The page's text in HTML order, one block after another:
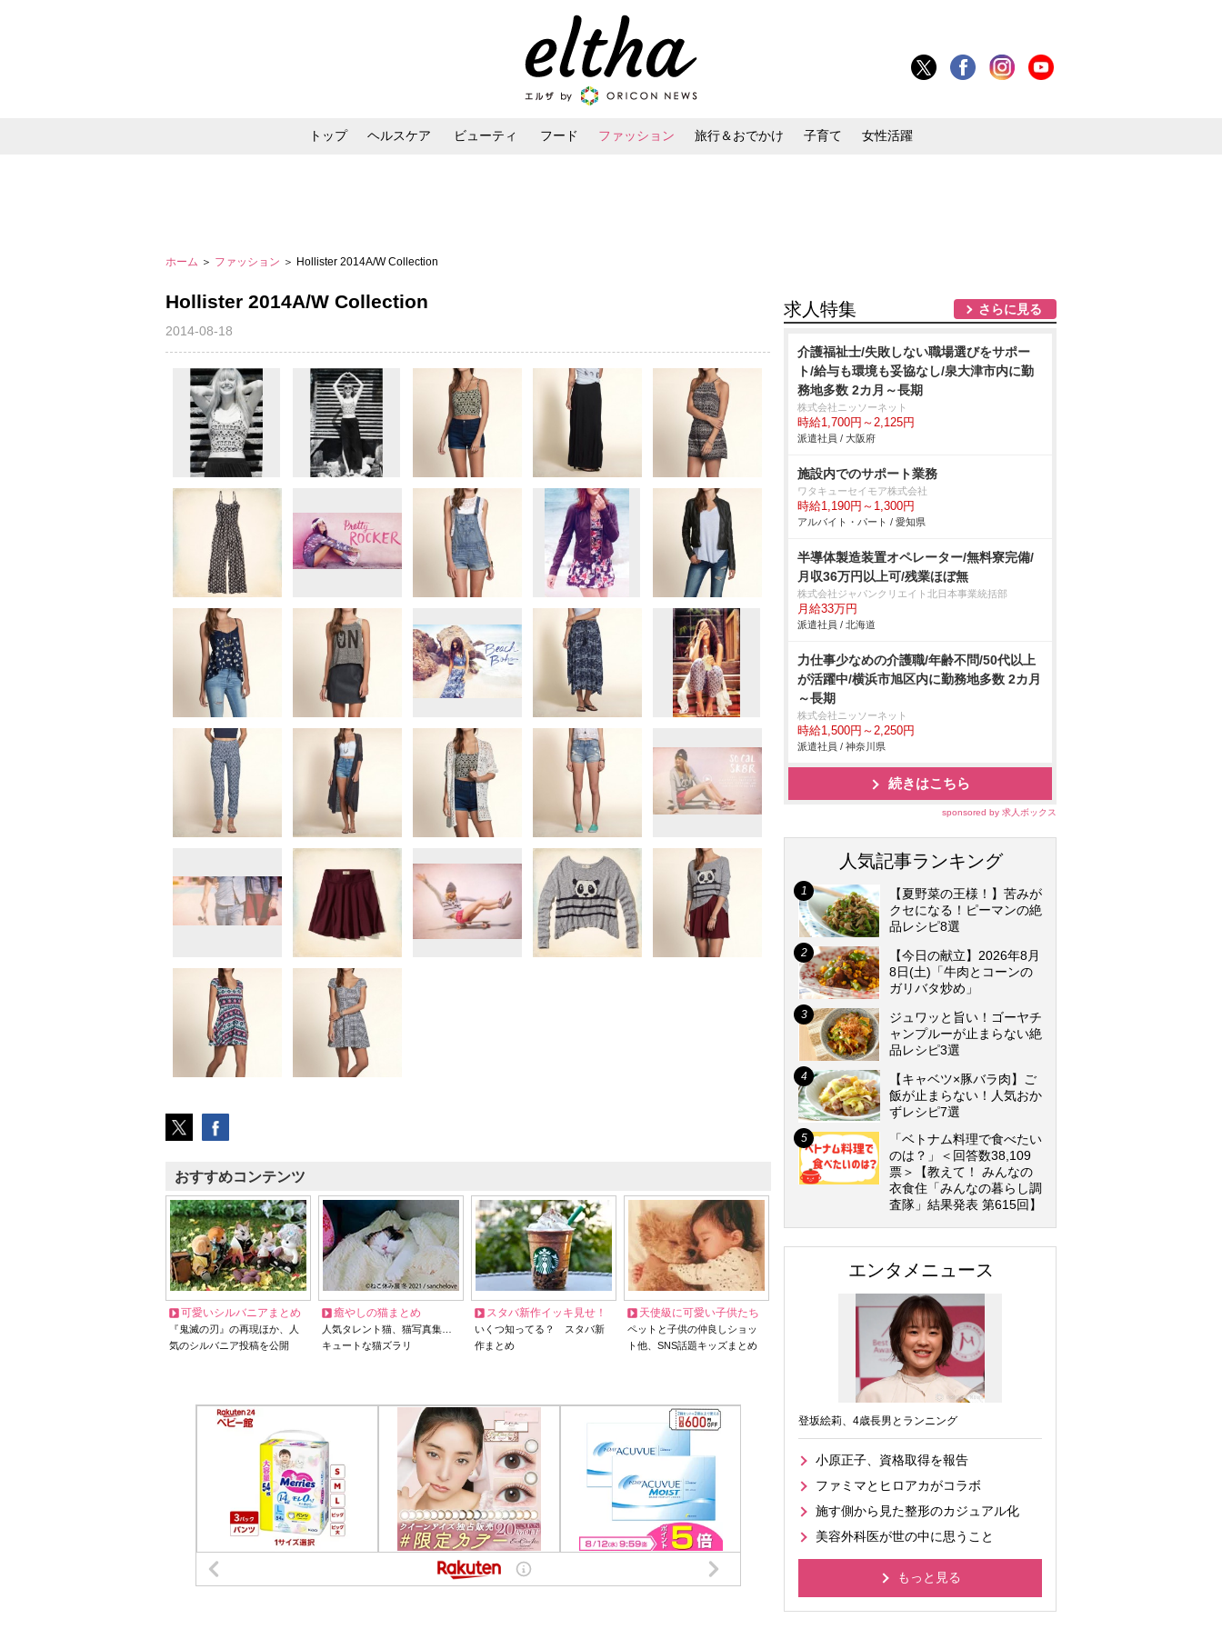
トップ ヘルスケア ビューティ フード ファッション 旅行＆おでかけ 子育て 女性活躍
ホーム ＞ ファッション ＞ Hollister 2014A/W Collection
Hollister 2014A/W Collection
2014-08-18
おすすめコンテンツ
可愛いシルバニアまとめ
『鬼滅の刃』の再現ほか、人
気のシルバニア投稿を公開
癒やしの猫まとめ
人気タレント猫、猫写真集…
キュートな猫ズラリ
スタバ新作イッキ見せ！
いくつ知ってる？ スタバ新
作まとめ
天使級に可愛い子供たち
ペットと子供の仲良しショッ
ト他、SNS話題キッズまとめ
求人特集 さらに見る
介護福祉士/失敗しない職場選びをサポー
ト/給与も環境も妥協なし/泉大津市内に勤
務地多数 2カ月～長期
株式会社ニッソーネット
時給1,700円～2,125円
派遣社員 / 大阪府
施設内でのサポート業務
ワタキューセイモア株式会社
時給1,190円～1,300円
アルバイト・パート / 愛知県
半導体製造装置オペレーター/無料寮完備/
月収36万円以上可/残業ほぼ無
株式会社ジャパンクリエイト北日本事業統括部
月給33万円
派遣社員 / 北海道
力仕事少なめの介護職/年齢不問/50代以上
が活躍中/横浜市旭区内に勤務地多数 2カ月
～長期
株式会社ニッソーネット
時給1,500円～2,250円
派遣社員 / 神奈川県
続きはこちら
sponsored by 求人ボックス
人気記事ランキング
【夏野菜の王様！】苦みが
クセになる！ピーマンの絶
品レシピ8選
【今日の献立】2026年8月
8日(土)「牛肉とコーンの
ガリバタ炒め」
ジュワッと旨い！ゴーヤチ
ャンプルーが止まらない絶
品レシピ3選
【キャベツ×豚バラ肉】ご
飯が止まらない！人気おか
ずレシピ7選
「ベトナム料理で食べたい
のは？」＜回答数38,109
票＞【教えて！ みんなの
衣食住「みんなの暮らし調
査隊」結果発表 第615回】
エンタメニュース
登坂絵莉、4歳長男とランニング
小原正子、資格取得を報告
ファミマとヒロアカがコラボ
施す側から見た整形のカジュアル化
美容外科医が世の中に思うこと
もっと見る